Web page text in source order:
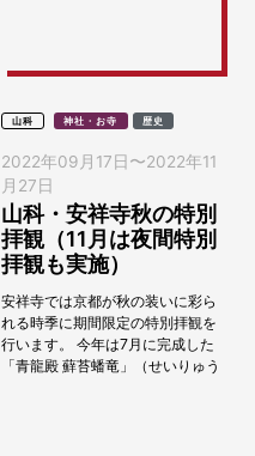
山科 神社・お寺 歴史
2022年09月17日 〜2022年11
月27日
山科・安祥寺秋の特別
拝観（11月は夜間特別
拝観も実施）
安祥寺では京都が秋の装いに彩ら
れる時季に期間限定の特別拝観を
行います。 今年は7月に完成した
「青龍殿 蘚苔蟠竜」（せいりゅう